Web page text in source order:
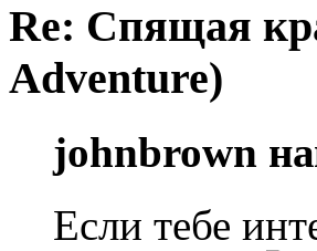
Re: Спящая
Adventure)
johnbrown
Если тебе